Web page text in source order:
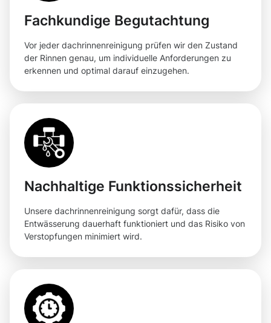
Fachkundige Begutachtung
Vor jeder dachrinnenreinigung prüfen wir den Zustand
der Rinnen genau, um individuelle Anforderungen zu
erkennen und optimal darauf einzugehen.
Nachhaltige Funktionssicherheit
Unsere dachrinnenreinigung sorgt dafür, dass die
Entwässerung dauerhaft funktioniert und das Risiko von
Verstopfungen minimiert wird.